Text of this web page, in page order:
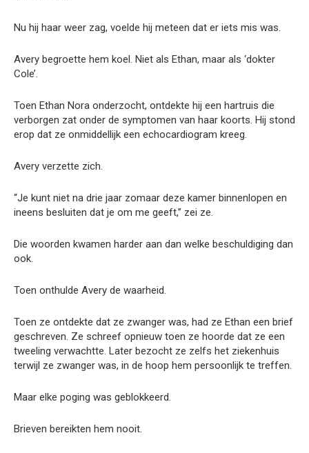
Nu hij haar weer zag, voelde hij meteen dat er iets mis was.
Avery begroette hem koel. Niet als Ethan, maar als ‘dokter
Cole’.
Toen Ethan Nora onderzocht, ontdekte hij een hartruis die
verborgen zat onder de symptomen van haar koorts. Hij stond
erop dat ze onmiddellijk een echocardiogram kreeg.
Avery verzette zich.
“Je kunt niet na drie jaar zomaar deze kamer binnenlopen en
ineens besluiten dat je om me geeft,” zei ze.
Die woorden kwamen harder aan dan welke beschuldiging dan
ook.
Toen onthulde Avery de waarheid.
Toen ze ontdekte dat ze zwanger was, had ze Ethan een brief
geschreven. Ze schreef opnieuw toen ze hoorde dat ze een
tweeling verwachtte. Later bezocht ze zelfs het ziekenhuis
terwijl ze zwanger was, in de hoop hem persoonlijk te treffen.
Maar elke poging was geblokkeerd.
Brieven bereikten hem nooit.